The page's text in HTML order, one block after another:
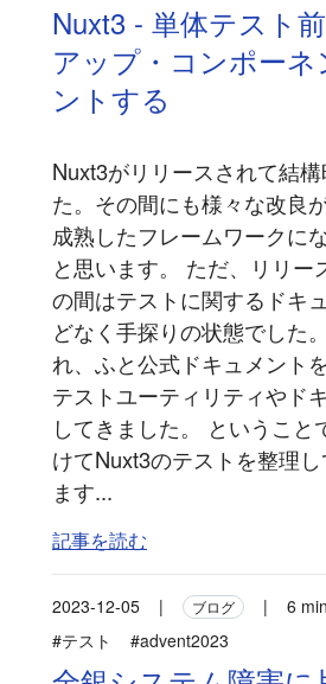
Nuxt3 - 単体テスト
アップ・コンポーネ
ントする
Nuxt3がリリースされて結
た。その間にも様々な改良
成熟したフレームワークに
と思います。 ただ、リリー
の間はテストに関するドキ
どなく手探りの状態でした
れ、ふと公式ドキュメント
テストユーティリティやド
してきました。 ということ
けてNuxt3のテストを整理
ます...
記事を読む
2023-12-05 | ブログ |
6
#テスト
#advent2023